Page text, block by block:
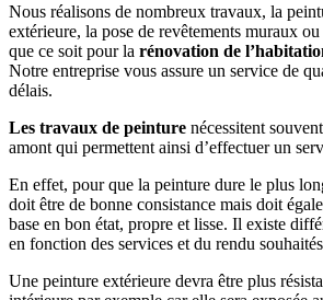
Nous réalisons de nombreux travaux, la
extérieure, la pose de revêtements muraux
que ce soit pour la rénovation de
Notre entreprise vous assure un service de
délais.
Les travaux de peinture nécessitent
amont qui permettent ainsi d’effectuer un
En effet, pour que la peinture dure le plus
doit être de bonne consistance mais doit
base en bon état, propre et lisse. Il existe
en fonction des services et du rendu
Une peinture extérieure devra être plus